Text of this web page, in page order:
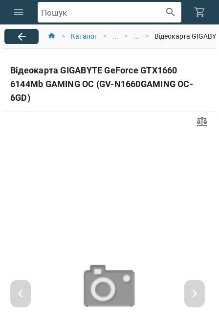
Пошук
> Каталог > ... > ... > Відеокарта
Відеокарта GIGABYTE GeForce GTX1660
6144Mb GAMING OC (GV-N1660GAMING OC-
6GD)